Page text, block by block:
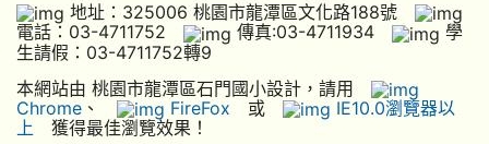
地址：325006 桃園市龍潭區文化路188號
電話：03-4711752
傳真:03-4711934
學
生請假：03-4711752轉9
本網站由 桃園市龍潭區石門國小設計，請用
Chrome 、 FireFox 或
IE10.0瀏覽器以
上 獲得最佳瀏覽效果！